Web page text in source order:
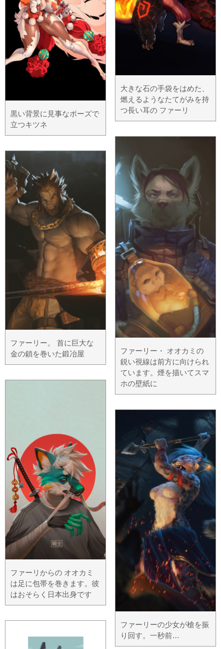
黒い背景に見事なポーズで
立つキツネ
ファーリー。 首に巨大な
金の鎖を巻いた鍛冶屋
ファーリからの オオカミ
は足に包帯を巻きます。彼
はおそらく日本出身です
大きな石の手袋をはめた、
燃えるようなたてがみを持
つ長い耳の ファーリ
ファーリー・ オオカミの
鋭い視線は前方に向けられ
ています。煙を描いてスマ
ホの壁紙に
ファーリーの少女が槍を振
り回す。一秒前…